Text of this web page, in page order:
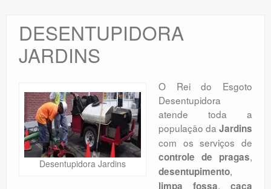
Limpa Fossa
Caça Vazamentos
Galeria De Fotos
Orçamento
Comentários
DESENTUPIDORA
JARDINS
Desentupidora Jardins
O Rei do Esgoto
Desentupidora
atende toda a
população da Jardins
com os serviços de
controle de pragas,
desentupimento,
limpa fossa, caça